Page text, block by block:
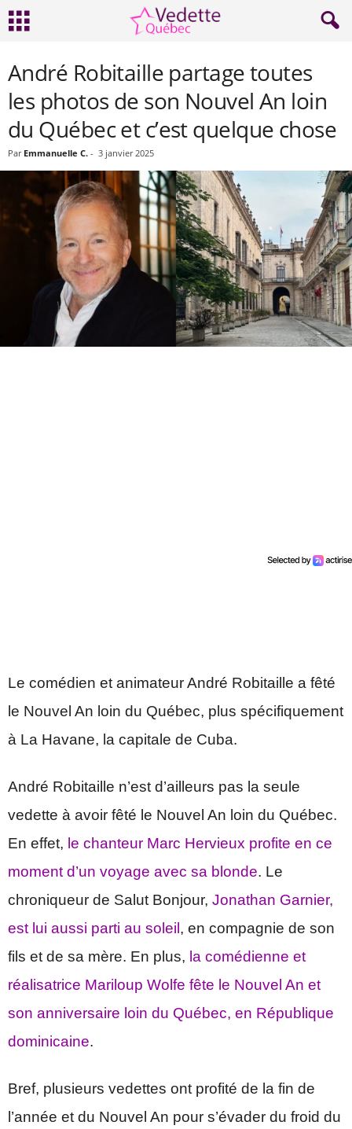
André Robitaille partage toutes
les photos de son Nouvel An loin
du Québec et c’est quelque chose
Par Emmanuelle C. - 3 janvier 2025
Le comédien et animateur André Robitaille a fêté
le Nouvel An loin du Québec, plus spécifiquement
à La Havane, la capitale de Cuba.
André Robitaille n’est d’ailleurs pas la seule
vedette à avoir fêté le Nouvel An loin du Québec.
En effet, le chanteur Marc Hervieux profite en ce
moment d’un voyage avec sa blonde. Le
chroniqueur de Salut Bonjour, Jonathan Garnier,
est lui aussi parti au soleil , en compagnie de son
fils et de sa mère. En plus, la comédienne et
réalisatrice Mariloup Wolfe fête le Nouvel An et
son anniversaire loin du Québec, en République
dominicaine.
Bref, plusieurs vedettes ont profité de la fin de
l’année et du Nouvel An pour s’évader du froid du